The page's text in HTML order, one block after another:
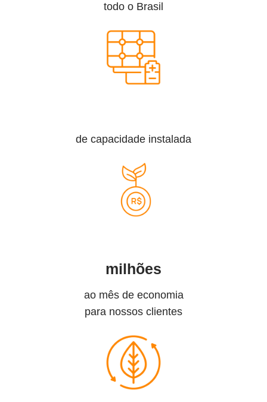
todo o Brasil
de capacidade instalada
milhões
ao mês de economia
para nossos clientes